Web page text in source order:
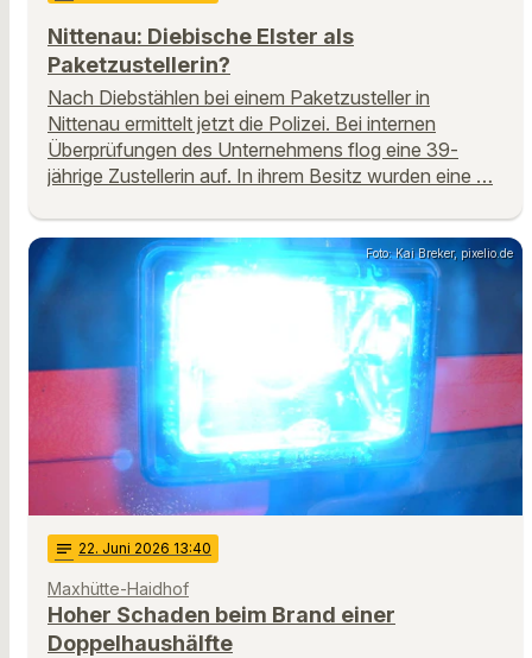
Nittenau: Diebische Elster als
Paketzustellerin?
Nach Diebstählen bei einem Paketzusteller in
Nittenau ermittelt jetzt die Polizei. Bei internen
Überprüfungen des Unternehmens flog eine 39-
jährige Zustellerin auf. In ihrem Besitz wurden eine …
Foto: Kai Breker, pixelio.de
notes 22. Juni 2026 13:40
Maxhütte-Haidhof
Hoher Schaden beim Brand einer
Doppelhaushälfte